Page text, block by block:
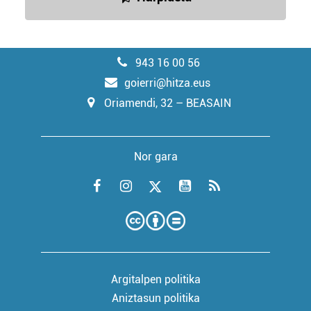
943 16 00 56
goierri@hitza.eus
Oriamendi, 32 – BEASAIN
Nor gara
Argitalpen politika
Aniztasun politika